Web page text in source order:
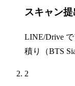
スキャン提
LINE/Drive
積り（BTS
2